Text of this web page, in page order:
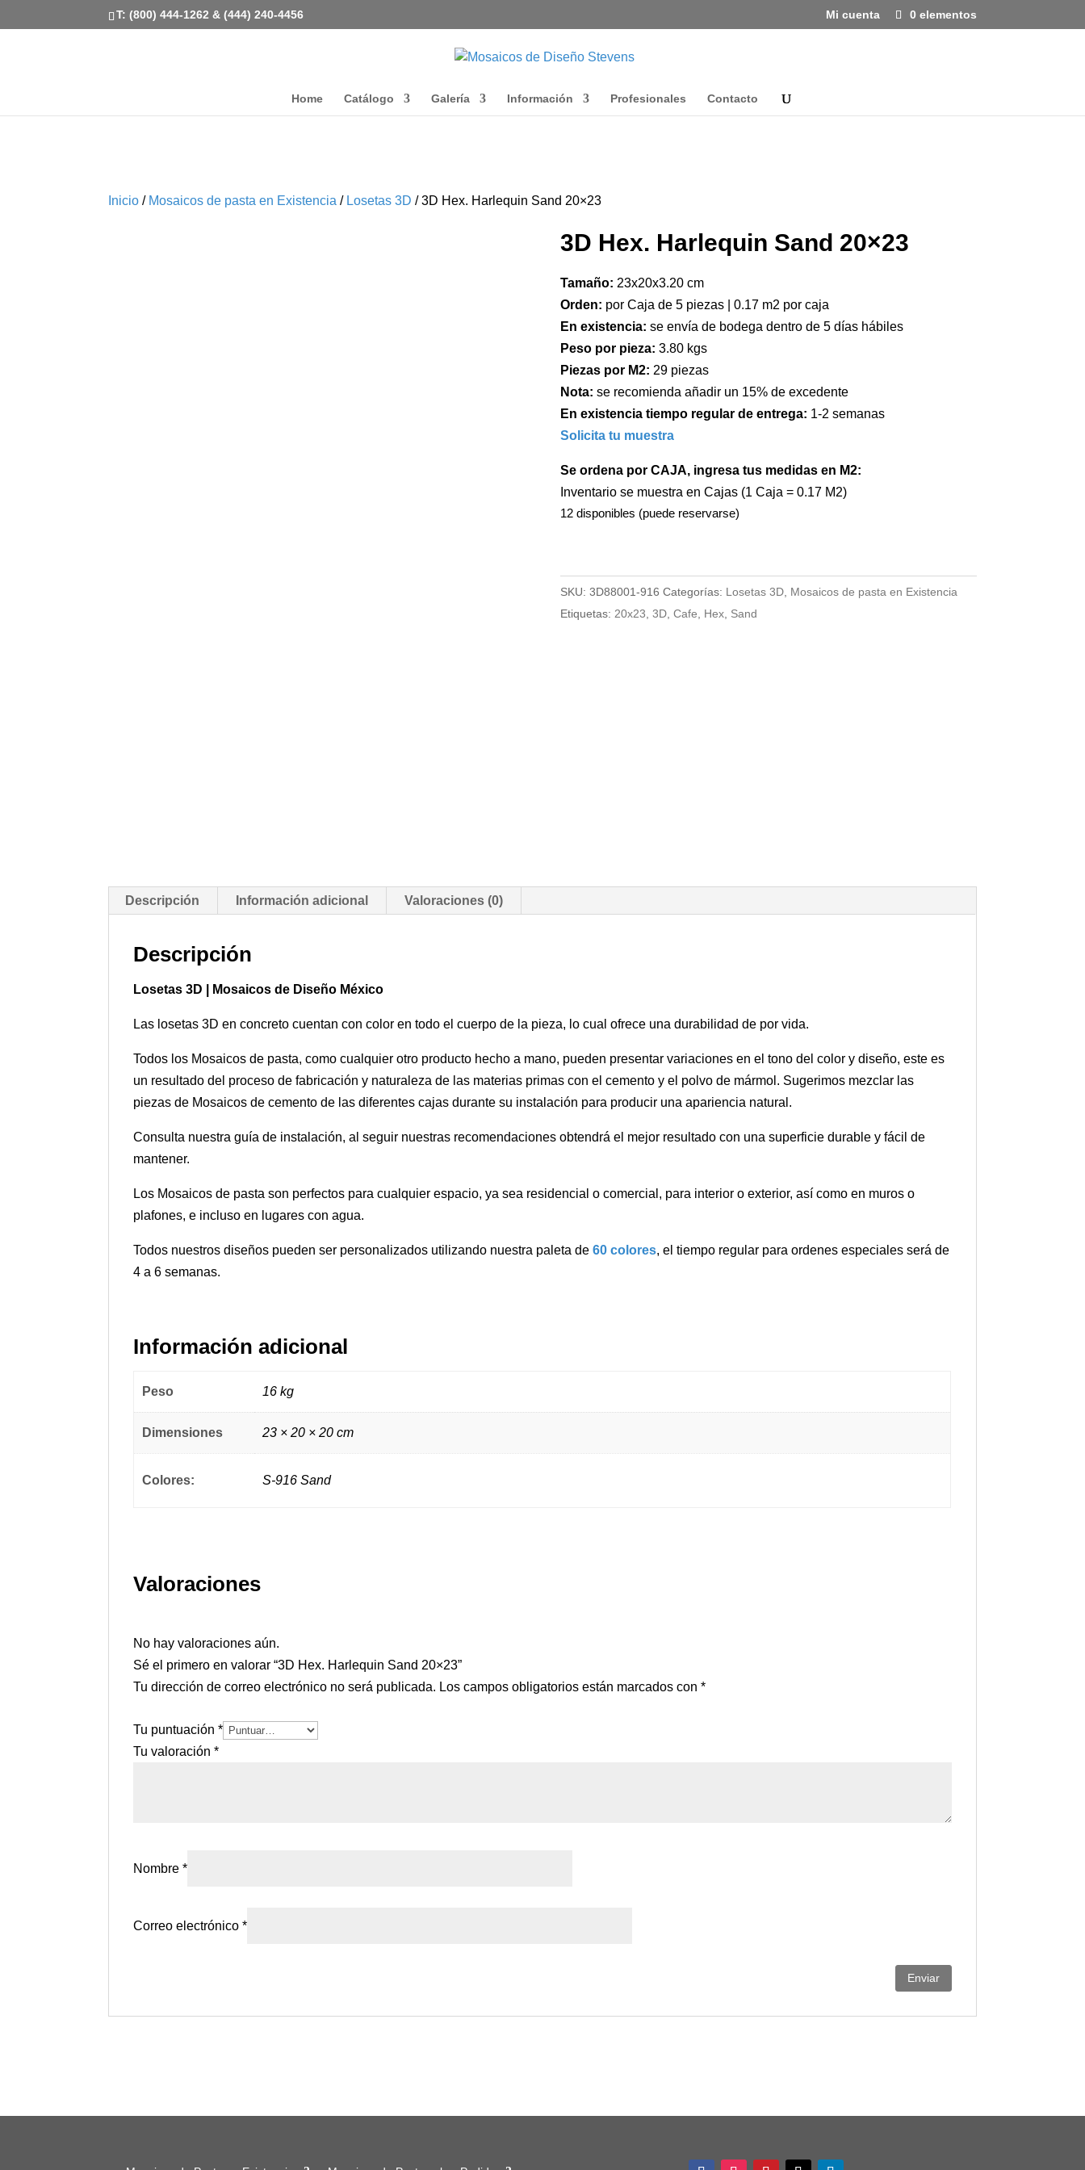
T: (800) 444-1262 & (444) 240-4456 Mi cuenta 0 elementos
Home Catálogo Galería Información Profesionales Contacto
Inicio / Mosaicos de pasta en Existencia / Losetas 3D / 3D Hex. Harlequin Sand 20×23
3D Hex. Harlequin Sand 20×23
Tamaño: 23x20x3.20 cm
Orden: por Caja de 5 piezas | 0.17 m2 por caja
En existencia: se envía de bodega dentro de 5 días hábiles
Peso por pieza: 3.80 kgs
Piezas por M2: 29 piezas
Nota: se recomienda añadir un 15% de excedente
En existencia tiempo regular de entrega: 1-2 semanas
Solicita tu muestra
Se ordena por CAJA, ingresa tus medidas en M2:
Inventario se muestra en Cajas (1 Caja = 0.17 M2)
12 disponibles (puede reservarse)
SKU: 3D88001-916 Categorías: Losetas 3D, Mosaicos de pasta en Existencia
Etiquetas: 20x23 3D, Cafe Hex, Sand
Descripción Información adicional Valoraciones (0)
Descripción
Losetas 3D | Mosaicos de Diseño México
Las losetas 3D en concreto cuentan con color en todo el cuerpo de la pieza, lo cual ofrece una durabilidad de por vida.
Todos los Mosaicos de pasta, como cualquier otro producto hecho a mano, pueden presentar variaciones en el tono del color y diseño, este es
un resultado del proceso de fabricación y naturaleza de las materias primas con el cemento y el polvo de mármol. Sugerimos mezclar las
piezas de Mosaicos de cemento de las diferentes cajas durante su instalación para producir una apariencia natural.
Consulta nuestra guía de instalación, al seguir nuestras recomendaciones obtendrá el mejor resultado con una superficie durable y fácil de
mantener.
Los Mosaicos de pasta son perfectos para cualquier espacio, ya sea residencial o comercial, para interior o exterior, así como en muros o
plafones, e incluso en lugares con agua.
Todos nuestros diseños pueden ser personalizados utilizando nuestra paleta de60 colores, el tiempo regular para ordenes especiales será de
4 a 6 semanas.
Información adicional
Peso 16 kg
Dimensiones 23 × 20 × 20 cm
Colores: S-916 Sand
Valoraciones
No hay valoraciones aún.
Sé el primero en valorar “3D Hex. Harlequin Sand 20×23”
Tu dirección de correo electrónico no será publicada. Los campos obligatorios están marcados con*
Tu puntuación*
Tu valoración*
Nombre*
Correo electrónico*